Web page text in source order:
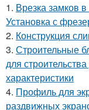
1. Врезка замков
Установка с
2. Конструкция
3. Строительные
для
характеристики
4. Профиль для
раздвижных